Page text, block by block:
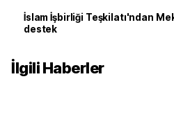
İslam İşbirliği Teşkilatı'ndan
destek
İlgili Haberler